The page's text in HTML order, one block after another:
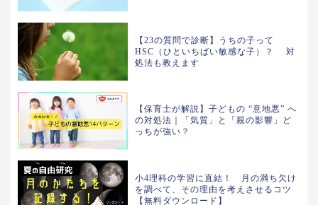
【23の質問で診断】うちの子って
HSC（ひといちばい敏感な子）？ 対
処法も教えます
【保育士が解説】子どもの “意地悪” へ
の対処法｜「気質」と「親の影響」ど
っちが強い？
小4理科の学習に直結！ 月の満ち欠け
を調べて、その理由を考えさせるコツ
【無料ダウンロード】